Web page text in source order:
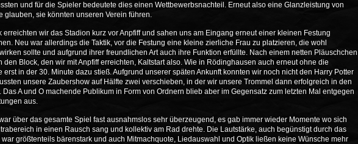
und für die Spieler bedeutete dies einen Wettbewerbsnachteil. Erneut also eine Glanzleistung von
glauben, sie könnten unseren Verein führen.
erreichten wir das Stadion kurz vor Anpfiff und sahen uns am Eingang erneut einer kleinen Festung
Neu war allerdings die Taktik, vor die Festung eine kleine zierliche Frau zu platzieren, die wohl
sollte und aufgrund ihrer freundlichen Art auch ihre Funktion erfüllte. Nach einem netten Pläuschchen
den Block, den wir mit Anpfiff erreichten, Kaltstart also. Wie in Rödinghausen auch erneut ohne die
erst in der 30. Minute dazu stieß. Aufgrund unserer späten Ankunft konnten wir noch nicht den Harry Potter
unsere Zaubershow auf Hälfte zwei verschieben, in der wir unsere Trommel dann erfolgreich in den
Das A und O machende Publikum in Form von Ordnern blieb aber im Gegensatz zum letzten Mal entgegen
aus.
über das gesamte Spiel fast ausnahmslos sehr überzeugend, es gab immer wieder Momente wo sich
in einen Rausch sang und kollektiv am Rad drehte. Die Lautstärke, auch begünstigt durch das
war größtenteils bärenstark und auch Mitmachquote, Liedauswahl und Optik ließen keine Wünsche mehr